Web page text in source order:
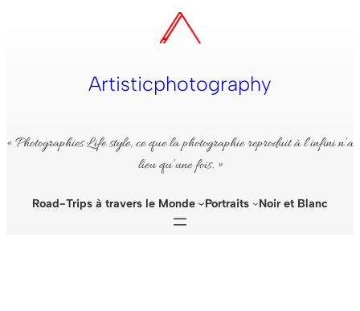
Artisticphotography
« Photographies Life style, ce que la photographie reproduit à l’infini n’a
lieu qu’une fois. »
Road-Trips à travers le Monde Portraits Noir et Blanc